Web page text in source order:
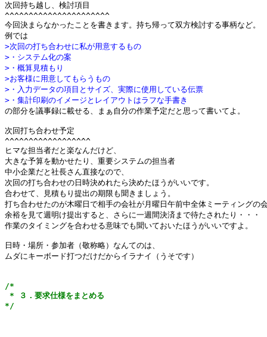
次回持ち越し、検討項目
^^^^^^^^^^^^^^^^^^^^^^
今回決まらなかったことを書きます。持ち帰って双方検討する事柄など。
>次回の打ち合わせに私が用意するもの
>・システム化の案
>・概算見積もり
>お客様に用意してもらうもの
>・入力データの項目とサイズ、実際に使用している伝票
>・集計印刷のイメージとレイアウトはラフな手書き
の部分を議事録に載せる、まぁ自分の作業予定だと思って書いてよ。
次回打ち合わせ予定
^^^^^^^^^^^^^^^^^^
ヒマな担当者だと楽なんだけど、
大きな予算を動かせたり、重要システムの担当者
中小企業だと社長さん直接なので、
次回の打ち合わせの日時決めれたら決めたほうがいいです。
合わせて、見積もり提出の期限も聞きましょう。
打ち合わせたのが木曜日で相手の会社が月曜日午前中全体ミーティングの
余裕を見て週明け提出すると、さらに一週間決済まで待たされたり・・・
作業のタイミングを合わせる意味でも聞いておいたほうがいいですよ。
日時・場所・参加者（敬称略）なんてのは、
ムダにキーボード打つだけだからイラナイ（うそです）
/*
* ３．要求仕様をまとめる
*/